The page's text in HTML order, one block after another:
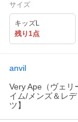
サイズ
キッズL
残り1点
anvil
Very Ape（ヴェリ
イム/メンズ＆レ
ツ】